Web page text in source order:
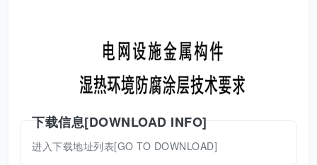
下载信息[DOWNLOAD INFO]
进入下载地址列表[GO TO DOWNLOAD]